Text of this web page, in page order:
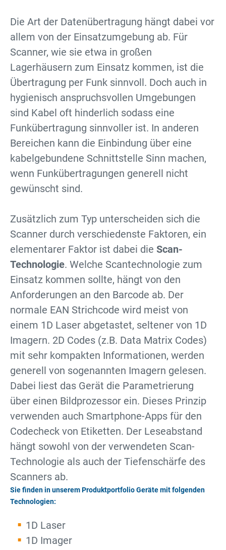
Die Art der Datenübertragung hängt dabei vor
allem von der Einsatzumgebung ab. Für
Scanner, wie sie etwa in großen
Lagerhäusern zum Einsatz kommen, ist die
Übertragung per Funk sinnvoll. Doch auch in
hygienisch anspruchsvollen Umgebungen
sind Kabel oft hinderlich sodass eine
Funkübertragung sinnvoller ist. In anderen
Bereichen kann die Einbindung über eine
kabelgebundene Schnittstelle Sinn machen,
wenn Funkübertragungen generell nicht
gewünscht sind.
Zusätzlich zum Typ unterscheiden sich die
Scanner durch verschiedenste Faktoren, ein
elementarer Faktor ist dabei die Scan-
Technologie. Welche Scantechnologie zum
Einsatz kommen sollte, hängt von den
Anforderungen an den Barcode ab. Der
normale EAN Strichcode wird meist von
einem 1D Laser abgetastet, seltener von 1D
Imagern. 2D Codes (z.B. Data Matrix Codes)
mit sehr kompakten Informationen, werden
generell von sogenannten Imagern gelesen.
Dabei liest das Gerät die Parametrierung
über einen Bildprozessor ein. Dieses Prinzip
verwenden auch Smartphone-Apps für den
Codecheck von Etiketten. Der Leseabstand
hängt sowohl von der verwendeten Scan-
Technologie als auch der Tiefenschärfe des
Scanners ab.
Sie finden in unserem Produktportfolio Geräte mit folgenden
Technologien:
1D Laser
1D Imager